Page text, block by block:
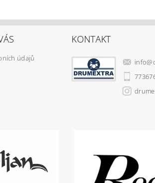
údajů
KONTAKT
info@